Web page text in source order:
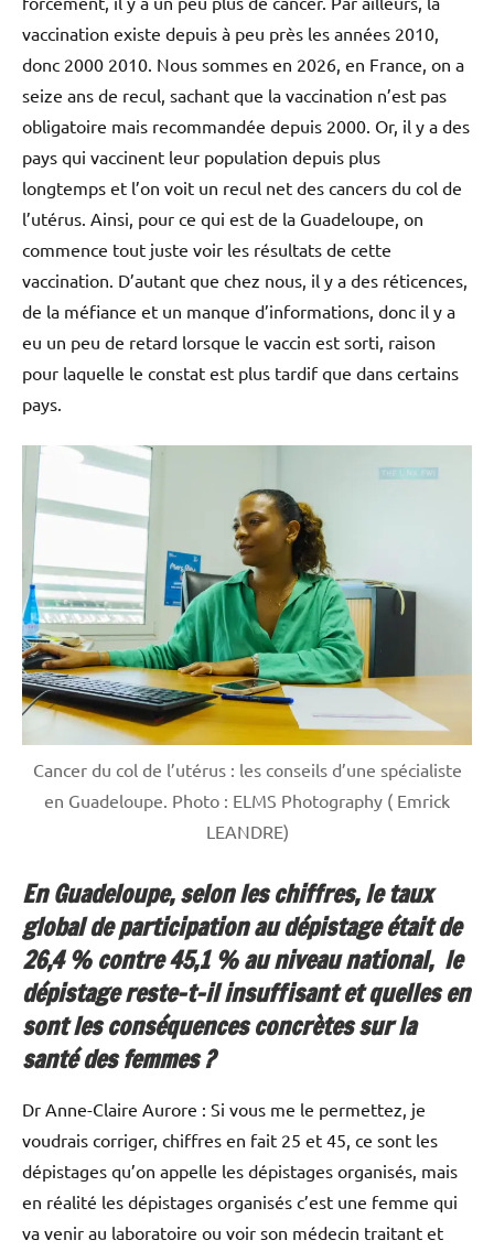
vaccination existe depuis à peu près les années 2010,
donc 2000 2010. Nous sommes en 2026, en France, on a
seize ans de recul, sachant que la vaccination n’est pas
obligatoire mais recommandée depuis 2000. Or, il y a des
pays qui vaccinent leur population depuis plus
longtemps et l’on voit un recul net des cancers du col de
l’utérus. Ainsi, pour ce qui est de la Guadeloupe, on
commence tout juste voir les résultats de cette
vaccination. D’autant que chez nous, il y a des réticences,
de la méfiance et un manque d’informations, donc il y a
eu un peu de retard lorsque le vaccin est sorti, raison
pour laquelle le constat est plus tardif que dans certains
pays.
Cancer du col de l’utérus : les conseils d’une spécialiste
en Guadeloupe. Photo : ELMS Photography ( Emrick
LEANDRE)
En Guadeloupe, selon les chiffres, le taux
global de participation au dépistage était de
26,4 % contre 45,1 % au niveau national, le
dépistage reste-t-il insuffisant et quelles en
sont les conséquences concrètes sur la
santé des femmes ?
Dr Anne-Claire Aurore : Si vous me le permettez, je
voudrais corriger, chiffres en fait 25 et 45, ce sont les
dépistages qu’on appelle les dépistages organisés, mais
en réalité les dépistages organisés c’est une femme qui
va venir au laboratoire ou voir son médecin traitant et